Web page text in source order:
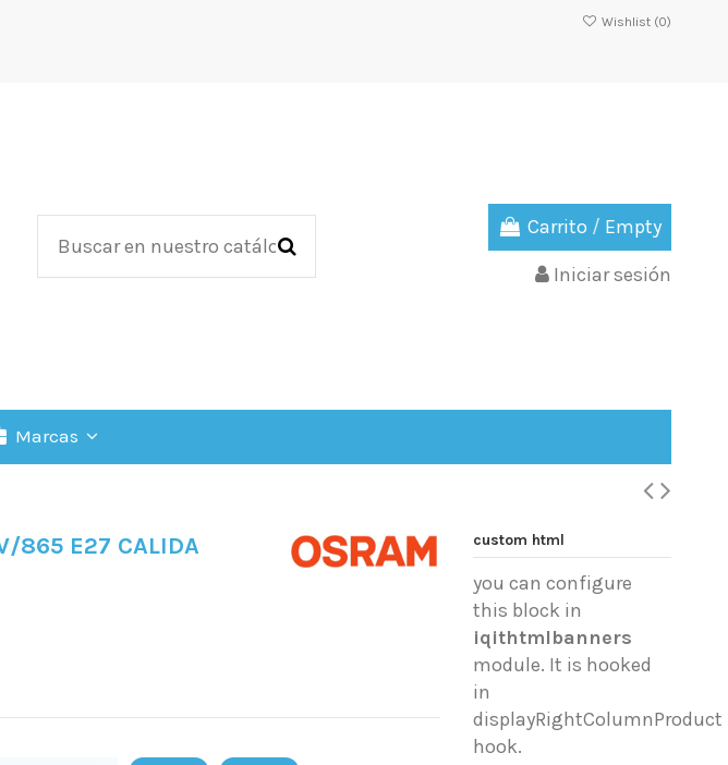
Wishlist (0)
Carrito / Empty
Iniciar sesión
Marcas
865 E27 CALIDA
custom html
you can configure
this block in
iqithtmlbanners
module. It is hooked
in
displayRightColumnProduct
hook.